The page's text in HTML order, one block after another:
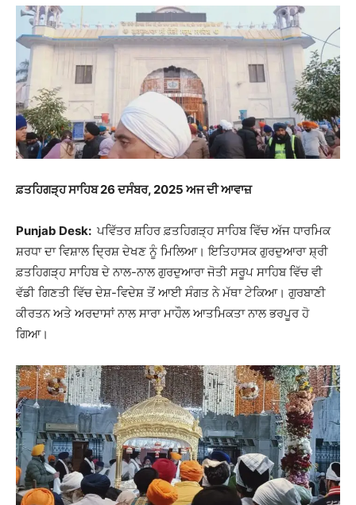
ਫ਼ਤਹਿਗੜ੍ਹ ਸਾਹਿਬ26ਦਸੰਬਰ, 2025 ਅਜ ਦੀ ਆਵਾਜ਼
Punjab Desk: ਪਵਿੱਤਰ ਸ਼ਹਿਰ ਫ਼ਤਹਿਗੜ੍ਹ ਸਾਹਿਬ ਵਿੱਚ ਅੱਜ ਧਾਰਮਿਕ
ਸ਼ਰਧਾ ਦਾ ਵਿਸ਼ਾਲ ਦ੍ਰਿਸ਼ ਦੇਖਣ ਨੂੰ ਮਿਲਿਆ। ਇਤਿਹਾਸਕ ਗੁਰਦੁਆਰਾ ਸ਼੍ਰੀ
ਫ਼ਤਹਿਗੜ੍ਹ ਸਾਹਿਬ ਦੇ ਨਾਲ-ਨਾਲ ਗੁਰਦੁਆਰਾ ਜੋਤੀ ਸਰੂਪ ਸਾਹਿਬ ਵਿੱਚ ਵੀ
ਵੱਡੀ ਗਿਣਤੀ ਵਿੱਚ ਦੇਸ਼-ਵਿਦੇਸ਼ ਤੋਂ ਆਈ ਸੰਗਤ ਨੇ ਮੱਥਾ ਟੇਕਿਆ। ਗੁਰਬਾਣੀ
ਕੀਰਤਨ ਅਤੇ ਅਰਦਾਸਾਂ ਨਾਲ ਸਾਰਾ ਮਾਹੌਲ ਆਤਮਿਕਤਾ ਨਾਲ ਭਰਪੂਰ ਹੋ
ਗਿਆ।